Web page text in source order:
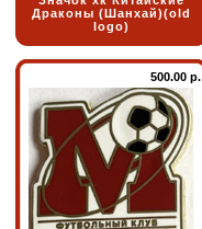
Драконы (Шанхай)(old
logo)
500.00 р.